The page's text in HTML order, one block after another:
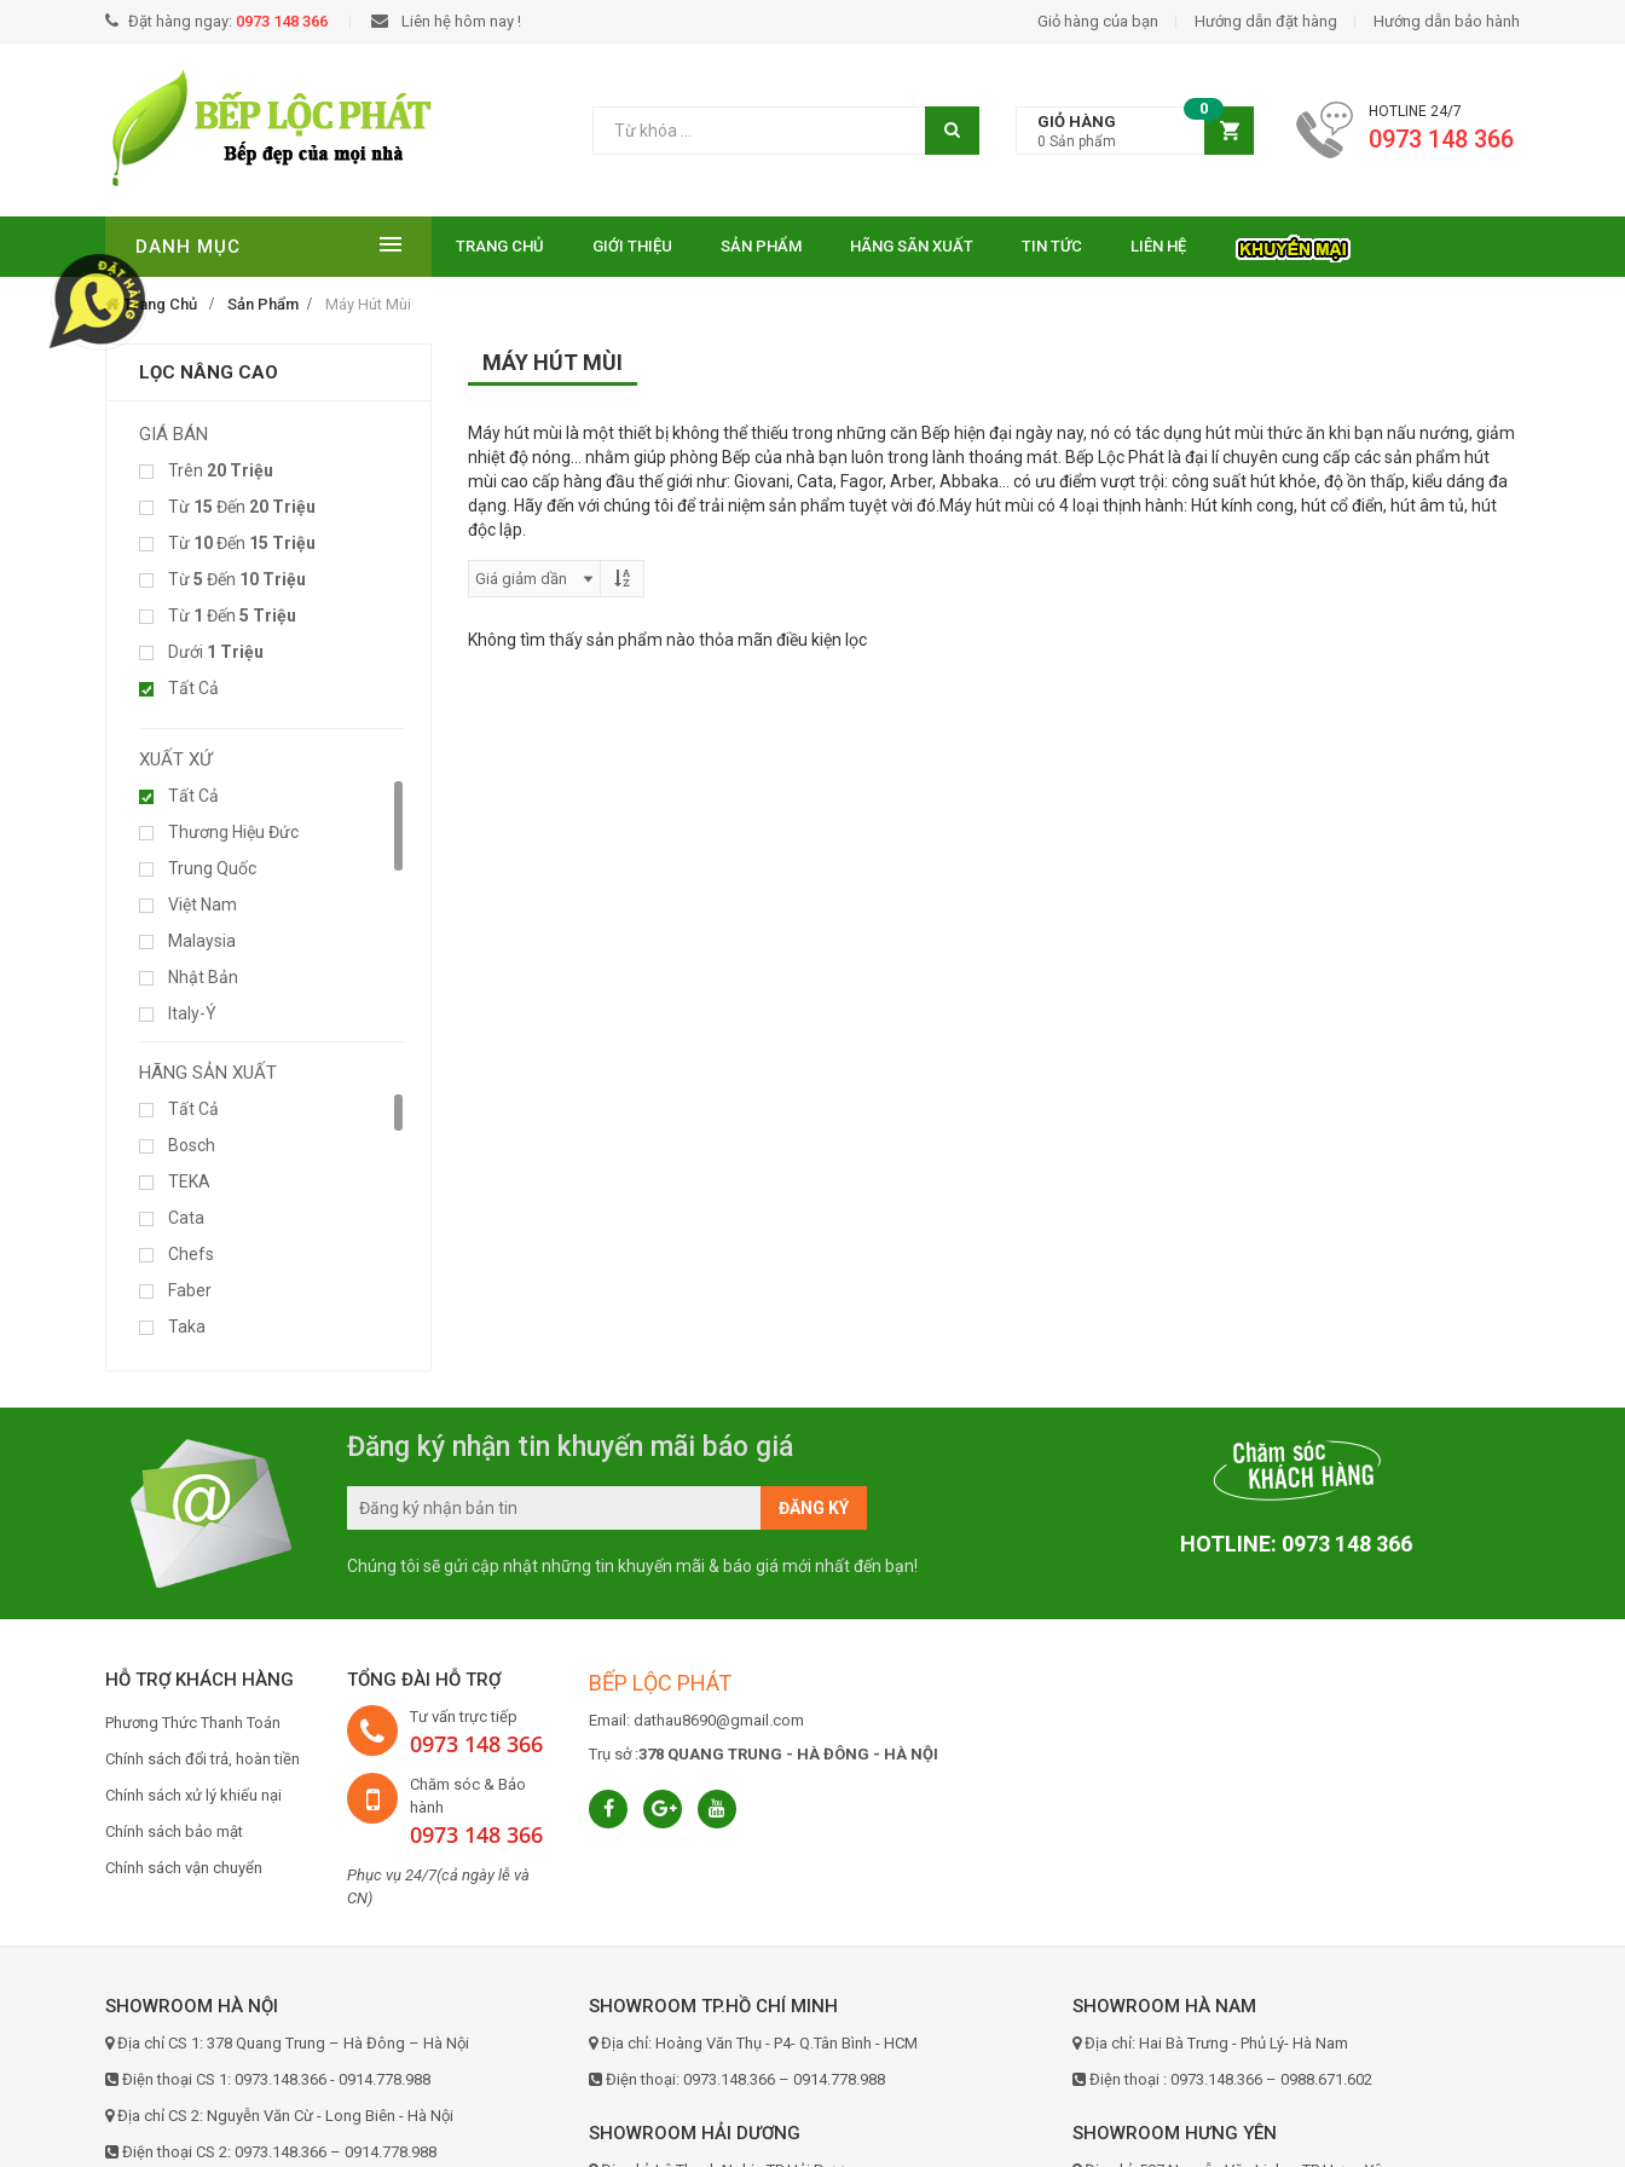
Đặt hàng ngay: 0973 148 366 Liên hệ hôm nay ! Giỏ hàng của bạn Hướng dẫn đặt hàng Hướng dẫn bảo hành
HOTLINE 24/7
0973 148 366
GIỎ HÀNG
0
0 Sản phẩm
DANH MỤC TRANG CHỦ GIỚI THIỆU SẢN PHẨM HÃNG SÃN XUẤT TIN TỨC LIÊN HỆ
Trang Chủ Sản Phẩm Máy Hút Mùi
LỌC NÂNG CAO
GIÁ BÁN
Trên 20 Triệu
Từ 15 Đến 20 Triệu
Từ 10Đến 15 Triệu
Từ5 Đến 10 Triệu
Từ 1 Đến 5 Triệu
Dưới 1 Triệu
Tất Cả
XUẤT XỨ
Tất Cả
Thương Hiệu Đức
Trung Quốc
Việt Nam
Malaysia
Nhật Bản
Italy-Ý
Chính Hãng
HÃNG SẢN XUẤT
Tất Cả
Bosch
TEKA
Cata
Chefs
Faber
Taka
Sunhouse
Arber
Malloca
Canzy
Siematic
Hafele
Abbaka
Latino
Giovani
FARO
Napoli
Kucy
Fotile
Malmo
Dmestik
Feuer
Pelly
MÁY HÚT MÙI
Máy hút mùi là một thiết bị không thể thiếu trong những căn Bếp hiện đại ngày nay, nó có tác dụng hút mùi thức ăn khi bạn nấu nướng, giảm
nhiệt độ nóng… nhằm giúp phòng Bếp của nhà bạn luôn trong lành thoáng mát. Bếp Lộc Phát là đại lí chuyên cung cấp các sản phẩm hút
mùi cao cấp hàng đầu thế giới như: Giovani, Cata, Fagor, Arber, Abbaka… có ưu điểm vượt trội: công suất hút khỏe, độ ồn thấp, kiểu dáng đa
dạng. Hãy đến với chúng tôi để trải niệm sản phẩm tuyệt vời đó.Máy hút mùi có 4 loại thịnh hành: Hút kính cong, hút cổ điển, hút âm tủ, hút
độc lập.
Không tìm thấy sản phẩm nào thỏa mãn điều kiện lọc
Đăng ký nhận tin khuyến mãi báo giá
Chúng tôi sẽ gửi cập nhật những tin khuyến mãi & báo giá mới nhất đến bạn!
HOTLINE: 0973 148 366
HỖ TRỢ KHÁCH HÀNG
Phương Thức Thanh Toán
Chính sách đổi trả, hoàn tiền
Chính sách xử lý khiếu nại
Chính sách bảo mật
Chính sách vận chuyển
TỔNG ĐÀI HỖ TRỢ
Tư vấn trực tiếp
0973 148 366
Chăm sóc & Bảo
hành
0973 148 366
Phục vụ 24/7(cả ngày lễ và
CN)
BẾP LỘC PHÁT
Email: dathau8690@gmail.com
Trụ sở :378 QUANG TRUNG - HÀ ĐÔNG - HÀ NỘI
SHOWROOM HÀ NỘI
Địa chỉ CS 1: 378 Quang Trung – Hà Đông – Hà Nội
Điện thoại CS 1: 0973.148.366 - 0914.778.988
Địa chỉ CS 2: Nguyễn Văn Cừ - Long Biên - Hà Nội
Điện thoại CS 2: 0973.148.366 – 0914.778.988
SHOWROOM TP.HỒ CHÍ MINH
Địa chỉ: Hoàng Văn Thụ - P4- Q.Tân Bình - HCM
Điện thoại: 0973.148.366 – 0914.778.988
SHOWROOM HÀ NAM
Địa chỉ: Hai Bà Trưng - Phủ Lý- Hà Nam
Điện thoại : 0973.148.366 – 0988.671.602
SHOWROOM HẢI DƯƠNG SHOWROOM HƯNG YÊN